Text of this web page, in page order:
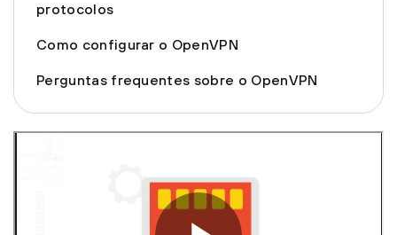
protocolos
Como configurar o OpenVPN
Perguntas frequentes sobre o OpenVPN